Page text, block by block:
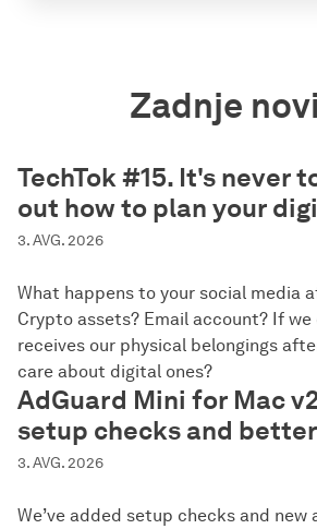
Zadnje
TechTok #15. It's never
out how to plan your
3. AVG. 2026
What happens to your social media
Crypto assets? Email account? If
receives our physical belongings
care about digital ones?
AdGuard Mini for Mac
setup checks and
3. AVG. 2026
We’ve added setup checks and